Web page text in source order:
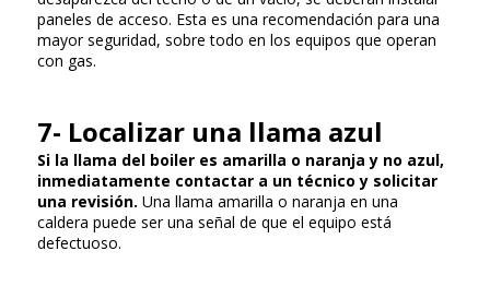
paneles de acceso. Esta es una recomendación para una
mayor seguridad, sobre todo en los equipos que operan
con gas.
7- Localizar una llama azul
Si la llama del boiler es amarilla o naranja y no azul,
inmediatamente contactar a un técnico y solicitar
una revisión. Una llama amarilla o naranja en una
caldera puede ser una señal de que el equipo está
defectuoso.